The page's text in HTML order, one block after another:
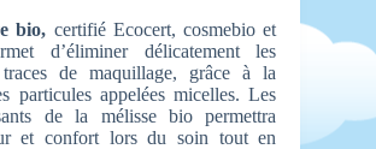
bio, certifié Ecocert, cosmebio et
d’éliminer délicatement les
de maquillage, grâce à la
particules appelées micelles. Les
de la mélisse bio permettra
et confort lors du soin tout en